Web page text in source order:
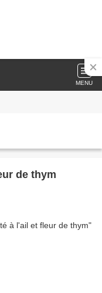
MENU
de thym